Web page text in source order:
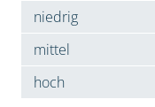
niedrig
mittel
hoch